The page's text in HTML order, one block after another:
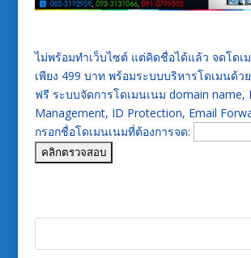
ไม่พร้อมทำเว็บไซต์ แต่คิดชื่อได้แล้ว จดโดเ
เพียง 499 บาท พร้อมระบบบริหารโดเมนด้ว
ฟรี ระบบจัดการโดเมนเนม domain name,
Management, ID Protection, Email
กรอกชื่อโดเมนเนมที่ต้องการจด: